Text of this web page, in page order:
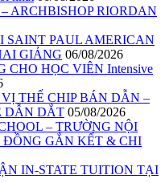
ARCHBISHOP RIORDAN
SAINT PAUL AMERICAN
GIẢNG 06/08/2026
HỌC VIÊN Intensive
THẾ CHIP BÁN DẪN –
DẪN DẮT 05/08/2026
– TRƯỜNG NỘI
GẮN KẾT & CHI
IN-STATE TUITION TẠI